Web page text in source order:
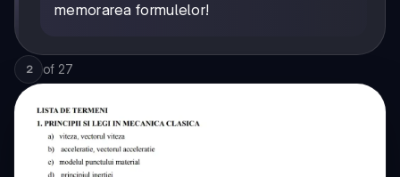
memorarea formulelor!
2 of 27